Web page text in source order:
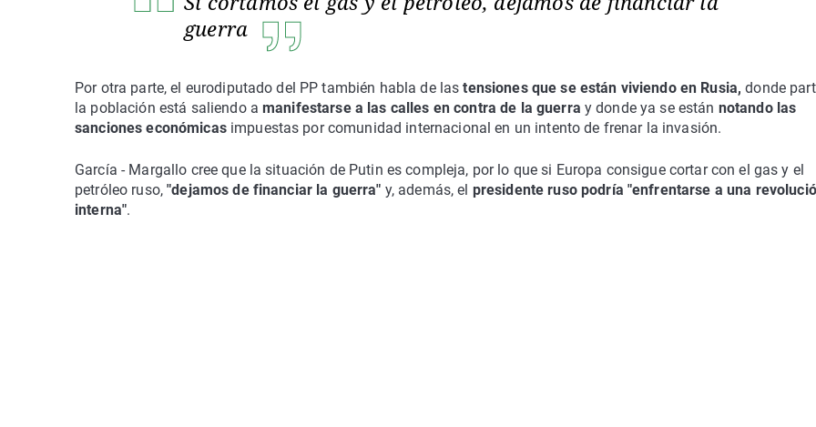
guerra
Por otra parte, el eurodiputado del PP también habla de las tensiones que se están viviendo en Rusia,donde
la población está saliendo amanifestarse a las calles en contra de la guerra y donde ya se están notando las
sanciones económicas impuestas por comunidad internacional en un intento de frenar la invasión.
García - Margallo cree que la situación de Putin es compleja, por lo que si Europa consigue cortar con el gas y el
petróleo ruso,"dejamos de financiar la guerra" y, además, el presidente ruso podría "enfrentarse a una
interna".